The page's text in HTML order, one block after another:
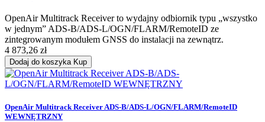
OpenAir Multitrack Receiver to wydajny odbiornik typu „wszystko
w jednym” ADS-B/ADS-L/OGN/FLARM/RemoteID ze
zintegrowanym modułem GNSS do instalacji na zewnątrz.
4 873,26 zł
Dodaj do koszyka Kup
OpenAir Multitrack Receiver ADS-B/ADS-L/OGN/FLARM/RemoteID
WEWNĘTRZNY